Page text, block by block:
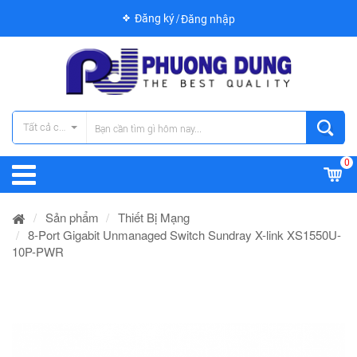
Đăng ký Đăng nhập
Tất cả các danh mục
0
Sản phẩm
Thiết Bị Mạng
8-Port Gigabit Unmanaged Switch Sundray X-link XS1550U-
10P-PWR